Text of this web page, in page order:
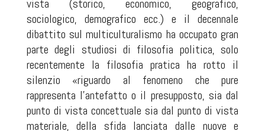
vista (storico, economico, geografico,
sociologico, demografico ecc.) e il decennale
dibattito sul multiculturalismo ha occupato gran
parte degli studiosi di filosofia politica, solo
recentemente la filosofia pratica ha rotto il
silenzio «riguardo al fenomeno che pure
rappresenta l’antefatto o il presupposto, sia dal
punto di vista concettuale sia dal punto di vista
materiale, della sfida lanciata dalle nuove e